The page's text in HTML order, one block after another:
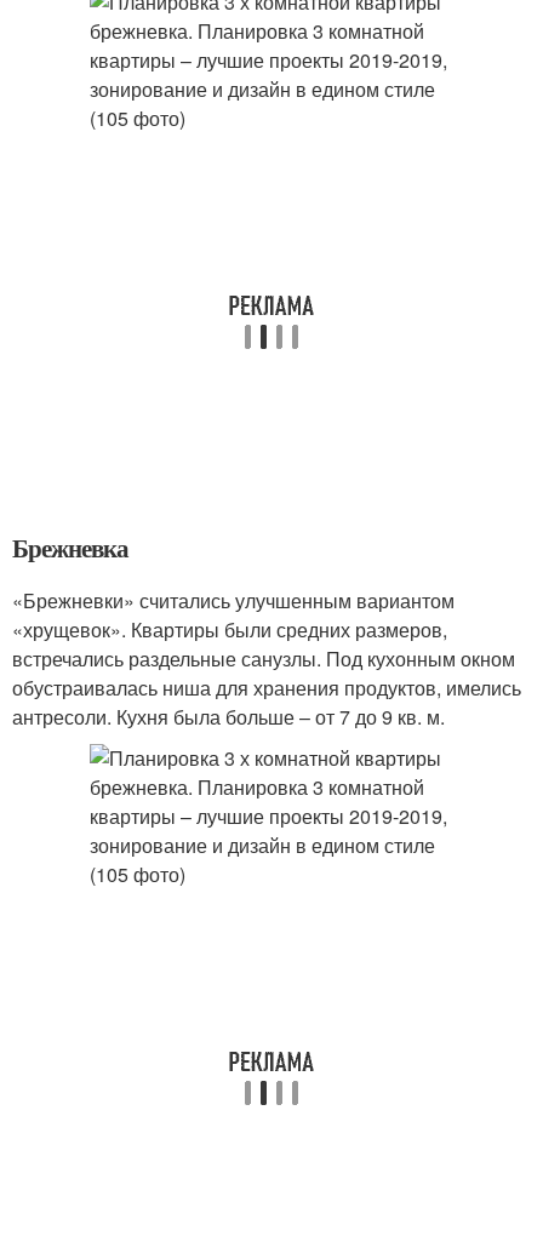
Брежневка
«Брежневки» считались улучшенным вариантом
«хрущевок». Квартиры были средних размеров,
встречались раздельные санузлы. Под кухонным окном
обустраивалась ниша для хранения продуктов, имелись
антресоли. Кухня была больше – от 7 до 9 кв. м.